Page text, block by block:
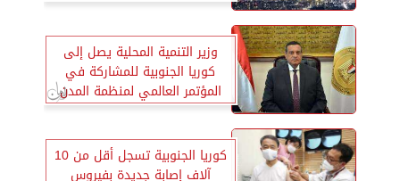
وزير التنمية المحلية يصل إلى
كوريا الجنوبية للمشاركة في
المؤتمر العالمي لمنظمة المدن
والحكومات العالمية
كوريا الجنوبية تسجل أقل من 10
آلاف إصابة جديدة بفيروس